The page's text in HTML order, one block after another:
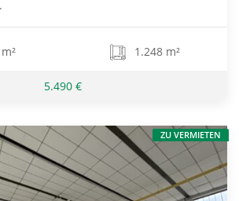
1.248 m²
5.490 €
ZU VERMIETEN